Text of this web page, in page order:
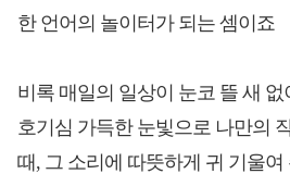
한 언어의 놀이터가 되는 셈이죠
비록 매일의 일상이 눈코 뜰 새
호기심 가득한 눈빛으로 나만의
때, 그 소리에 따뜻하게 귀 기울여